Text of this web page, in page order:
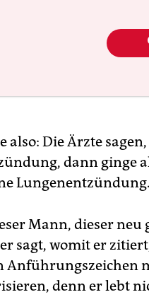
ich dir niemals
also: Die Ärzte
dann ginge
Lungenentzündung.
Mann, dieser
sagt, womit er
Anführungszeichen
denn er lebt